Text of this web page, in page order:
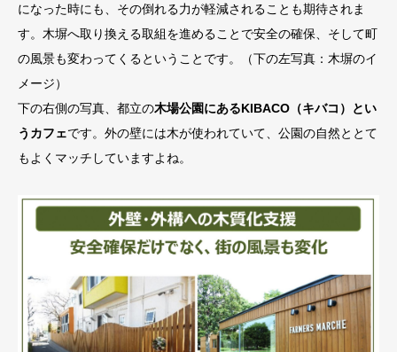
になった時にも、その倒れる力が軽減されることも期待されま
す。木塀へ取り換える取組を進めることで安全の確保、そして町
の風景も変わってくるということです。（下の左写真：木塀のイ
メージ）
下の右側の写真、都立の木場公園にあるKIBACO（キバコ）とい
うカフェです。外の壁には木が使われていて、公園の自然ととて
もよくマッチしていますよね。